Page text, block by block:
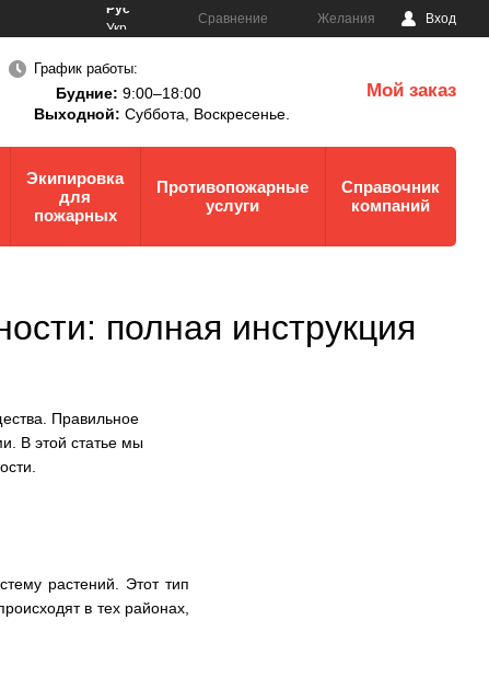
Рус
Укр
Сравнение Желания Вход
График работы:
Будние: 9:00–18:00
Выходной: Суббота, Воскресенье.
Мой заказ
Экипировка
для
пожарных
Противопожарные
услуги
Справочник
компаний
полная инструкция
Правильное
В этой статье мы
растений. Этот тип
в тех районах,